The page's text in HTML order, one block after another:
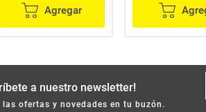
Agregar
a nuestro newsletter!
las ofertas y novedades en tu buzón.